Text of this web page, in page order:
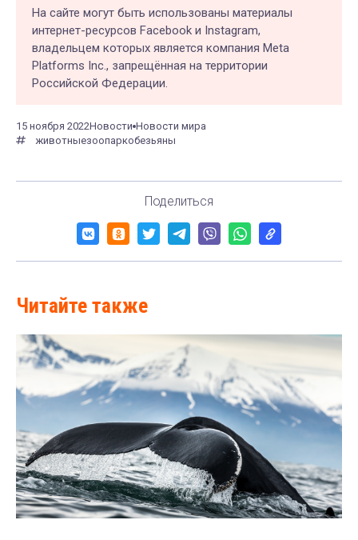
На сайте могут быть использованы материалы
интернет-ресурсов Facebook и Instagram,
владельцем которых является компания Meta
Platforms Inc., запрещённая на территории
Российской Федерации.
15 ноября 2022Новости Новости мира
животныезоопаркобезьяны
Поделиться
Читайте также